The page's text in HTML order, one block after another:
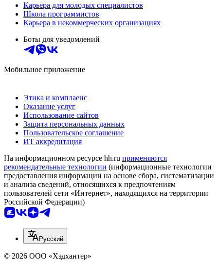
Карьера для молодых специалистов
Школа программистов
Карьера в некоммерческих организациях
Боты для уведомлений
Мобильное приложение
Этика и комплаенс
Оказание услуг
Использование сайтов
Защита персональных данных
Пользовательское соглашение
ИТ аккредитация
На информационном ресурсе hh.ru применяются
рекомендательные технологии (информационные технологии
предоставления информации на основе сбора, систематизации
и анализа сведений, относящихся к предпочтениям
пользователей сети «Интернет», находящихся на территории
Российской Федерации)
Русский
© 2026 ООО «Хэдхантер»